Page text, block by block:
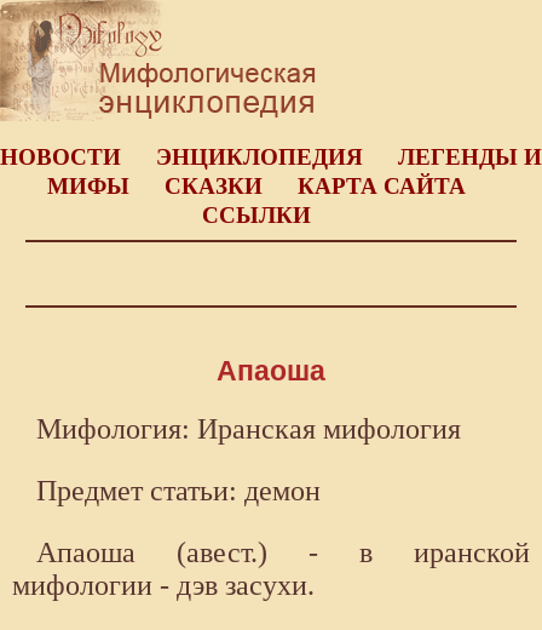
НОВОСТИ ЭНЦИКЛОПЕДИЯ
ЛЕГЕНДЫ И
МИФЫ
СКАЗКИ
КАРТА САЙТА
ССЫЛКИ
Апаоша
Мифология: Иранская мифология
Предмет статьи: демон
Апаоша (авест.) - в иранской
мифологии - дэв засухи.